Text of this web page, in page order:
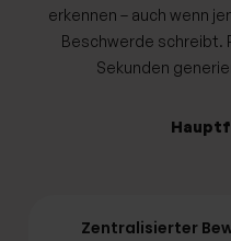
erkennen – auch wenn
Beschwerde schreibt.
Sekunden
Zentralisierter